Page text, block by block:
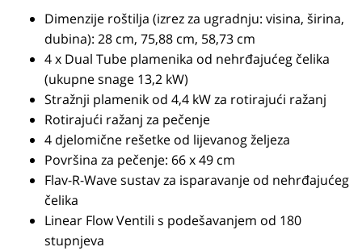
Dimenzije roštilja (izrez za ugradnju: visina, širina,
dubina): 28 cm, 75,88 cm, 58,73 cm
4 x Dual Tube plamenika od nehrđajućeg čelika
(ukupne snage 13,2 kW)
Stražnji plamenik od 4,4 kW za rotirajući ražanj
Rotirajući ražanj za pečenje
4 djelomične rešetke od lijevanog željeza
Površina za pečenje: 66 x 49 cm
Flav-R-Wave sustav za isparavanje od nehrđajućeg
čelika
Linear Flow Ventili s podešavanjem od 180
stupnjeva